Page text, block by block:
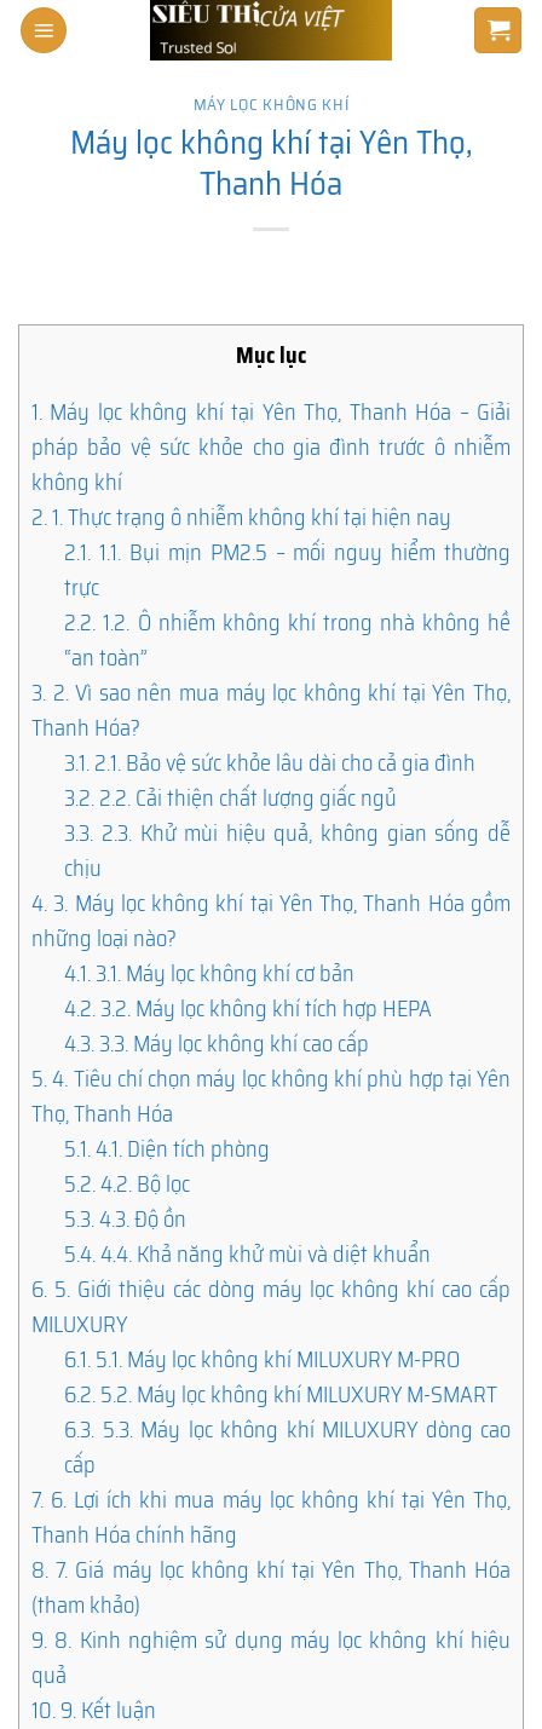
Skip
MÁY LỌC KHÔNG KHÍ
Máy lọc không khí tại Yên Thọ,
Thanh Hóa
Mục lục
1. Máy lọc không khí tại Yên Thọ, Thanh Hóa – Giải
pháp bảo vệ sức khỏe cho gia đình trước ô nhiễm
không khí
2.1. Thực trạng ô nhiễm không khí tại hiện nay
2.1. 1.1. Bụi mịn PM2.5 – mối nguy hiểm thường
trực
2.2. 1.2. Ô nhiễm không khí trong nhà không hề
“an toàn”
3. 2. Vì sao nên mua máy lọc không khí tại Yên Thọ,
Thanh Hóa?
3.1.2.1. Bảo vệ sức khỏe lâu dài cho cả gia đình
3.2.2.2. Cải thiện chất lượng giấc ngủ
3.3. 2.3. Khử mùi hiệu quả, không gian sống dễ
chịu
4. 3. Máy lọc không khí tại Yên Thọ, Thanh Hóa gồm
những loại nào?
4.1.3.1. Máy lọc không khí cơ bản
4.2.3.2. Máy lọc không khí tích hợp HEPA
4.3.3.3. Máy lọc không khí cao cấp
5.4. Tiêu chí chọn máy lọc không khí phù hợp tại Yên
Thọ, Thanh Hóa
5.1.4.1. Diện tích phòng
5.2.4.2. Bộ lọc
5.3.4.3. Độ ồn
5.4.4.4. Khả năng khử mùi và diệt khuẩn
6. 5. Giới thiệu các dòng máy lọc không khí cao cấp
MILUXURY
6.1.5.1. Máy lọc không khí MILUXURY M-PRO
6.2.5.2. Máy lọc không khí MILUXURY M-SMART
6.3. 5.3. Máy lọc không khí MILUXURY dòng cao
cấp
7. 6. Lợi ích khi mua máy lọc không khí tại Yên Thọ,
Thanh Hóa chính hãng
8. 7. Giá máy lọc không khí tại Yên Thọ, Thanh Hóa
(tham khảo)
9. 8. Kinh nghiệm sử dụng máy lọc không khí hiệu
quả
10.9. Kết luận